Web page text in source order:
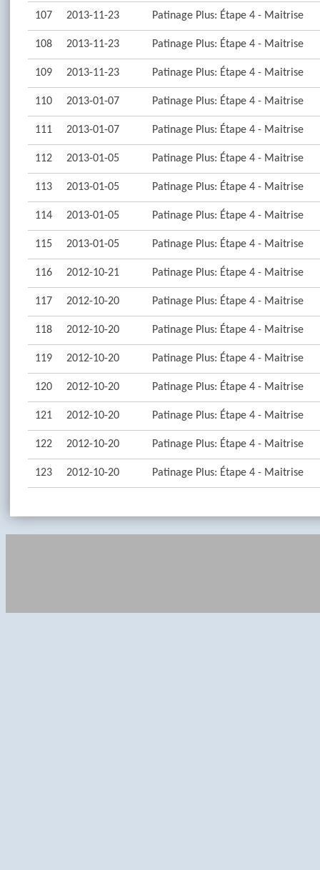
107 2013-11-23 Patinage Plus: Étape 4 - Maitrise
108 2013-11-23 Patinage Plus: Étape 4 - Maitrise
109 2013-11-23 Patinage Plus: Étape 4 - Maitrise
110 2013-01-07 Patinage Plus: Étape 4 - Maitrise
111 2013-01-07 Patinage Plus: Étape 4 - Maitrise
112 2013-01-05 Patinage Plus: Étape 4 - Maitrise
113 2013-01-05 Patinage Plus: Étape 4 - Maitrise
114 2013-01-05 Patinage Plus: Étape 4 - Maitrise
115 2013-01-05 Patinage Plus: Étape 4 - Maitrise
116 2012-10-21 Patinage Plus: Étape 4 - Maitrise
117 2012-10-20 Patinage Plus: Étape 4 - Maitrise
118 2012-10-20 Patinage Plus: Étape 4 - Maitrise
119 2012-10-20 Patinage Plus: Étape 4 - Maitrise
120 2012-10-20 Patinage Plus: Étape 4 - Maitrise
121 2012-10-20 Patinage Plus: Étape 4 - Maitrise
122 2012-10-20 Patinage Plus: Étape 4 - Maitrise
123 2012-10-20 Patinage Plus: Étape 4 - Maitrise